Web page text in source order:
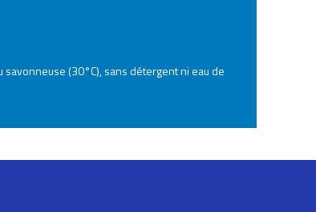
(30°C), sans détergent ni eau de